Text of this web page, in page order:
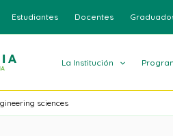
Estudiantes Docentes
La Institución
sciences